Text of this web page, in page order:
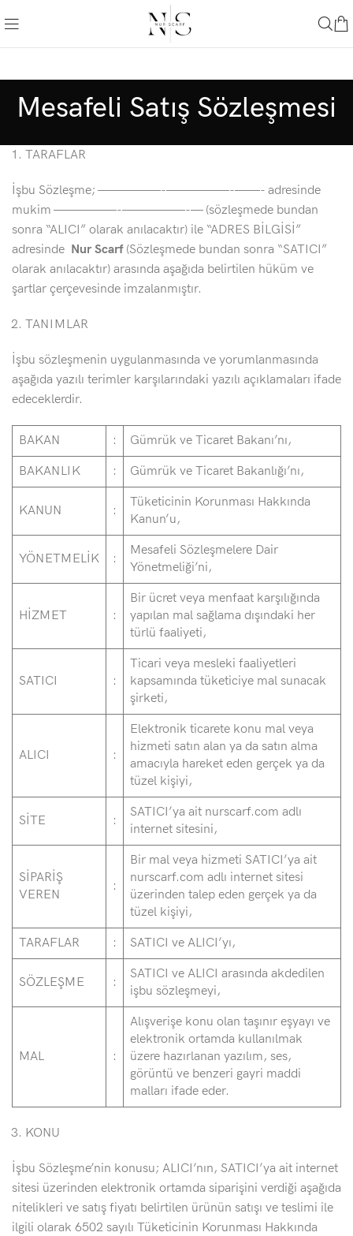
Mesafeli Satış Sözleşmesi
TARAFLAR
İşbu Sözleşme; —————-—————-——- adresinde
mukim —————-—————-— (sözleşmede bundan
sonra “ALICI” olarak anılacaktır) ile “ADRES BİLGİSİ”
adresinde Nur Scarf (Sözleşmede bundan sonra “SATICI”
olarak anılacaktır) arasında aşağıda belirtilen hüküm ve
şartlar çerçevesinde imzalanmıştır.
TANIMLAR
İşbu sözleşmenin uygulanmasında ve yorumlanmasında
aşağıda yazılı terimler karşılarındaki yazılı açıklamaları ifade
edeceklerdir.
BAKAN : Gümrük ve Ticaret Bakanı’nı,
BAKANLIK : Gümrük ve Ticaret Bakanlığı’nı,
KANUN :
Tüketicinin Korunması Hakkında
Kanun’u,
YÖNETMELİK :
Mesafeli Sözleşmelere Dair
Yönetmeliği’ni,
HİZMET :
Bir ücret veya menfaat karşılığında
yapılan mal sağlama dışındaki her
türlü faaliyeti,
SATICI :
Ticari veya mesleki faaliyetleri
kapsamında tüketiciye mal sunacak
şirketi,
ALICI :
Elektronik ticarete konu mal veya
hizmeti satın alan ya da satın alma
amacıyla hareket eden gerçek ya da
tüzel kişiyi,
SİTE :
SATICI’ya ait nurscarf.com adlı
internet sitesini,
SİPARİŞ
VEREN
:
Bir mal veya hizmeti SATICI’ya ait
nurscarf.com adlı internet sitesi
üzerinden talep eden gerçek ya da
tüzel kişiyi,
TARAFLAR : SATICI ve ALICI’yı,
SÖZLEŞME :
SATICI ve ALICI arasında akdedilen
işbu sözleşmeyi,
MAL :
Alışverişe konu olan taşınır eşyayı ve
elektronik ortamda kullanılmak
üzere hazırlanan yazılım, ses,
görüntü ve benzeri gayri maddi
malları ifade eder.
KONU
İşbu Sözleşme’nin konusu; ALICI’nın, SATICI’ya ait internet
sitesi üzerinden elektronik ortamda siparişini verdiği aşağıda
nitelikleri ve satış fiyatı belirtilen ürünün satışı ve teslimi ile
ilgili olarak 6502 sayılı Tüketicinin Korunması Hakkında